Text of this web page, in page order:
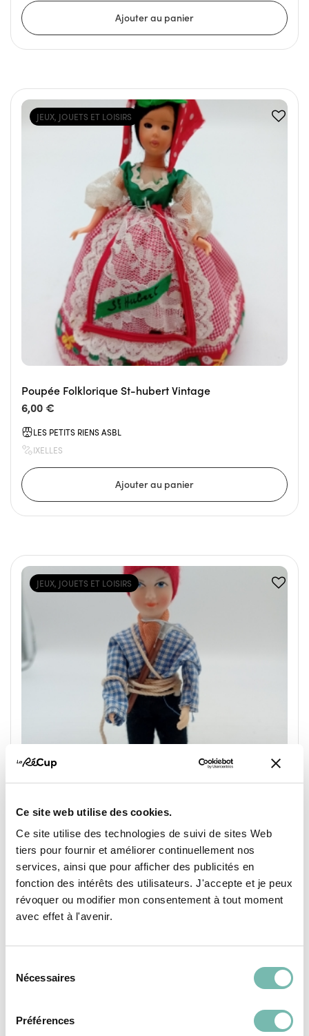
Ce site web utilise des cookies.
Ce site utilise des technologies de suivi de sites Web
tiers pour fournir et améliorer continuellement nos
services, ainsi que pour afficher des publicités en
fonction des intérêts des utilisateurs. J'accepte et je peux
révoquer ou modifier mon consentement à tout moment
avec effet à l'avenir.
Nécessaires
Préférences
JEUX, JOUETS ET LOISIRS
Poupée Folklorique St-hubert Vintage
6,00 €
LES PETITS RIENS ASBL
IXELLES
JEUX, JOUETS ET LOISIRS
Poupée Folklorique Pyrénéenne Collection
6,00 €
LES PETITS RIENS ASBL
IXELLES